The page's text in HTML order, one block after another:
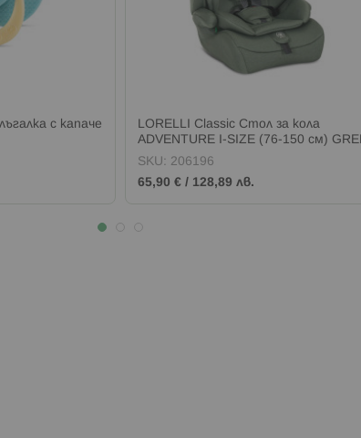
с капаче
LORELLI Classic Стол за кола
ADVENTURE I-SIZE (76-150 см)
SKU: 206196
65,90 € / 128,89 лв.